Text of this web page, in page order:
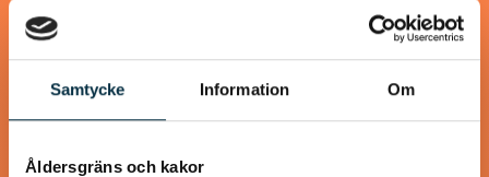
Samtycke Information Om
Åldersgräns och kakor
Torsken får ett täcke av senap, ströbröd samt…